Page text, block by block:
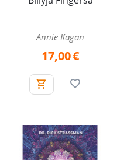
Annie Kagan
17,00€